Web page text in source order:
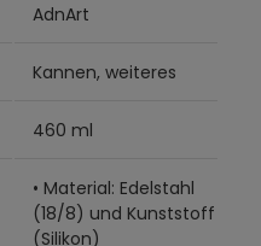
AdnArt
Kannen, weiteres
460 ml
• Material: Edelstahl
(18/8) und Kunststoff
(Silikon)